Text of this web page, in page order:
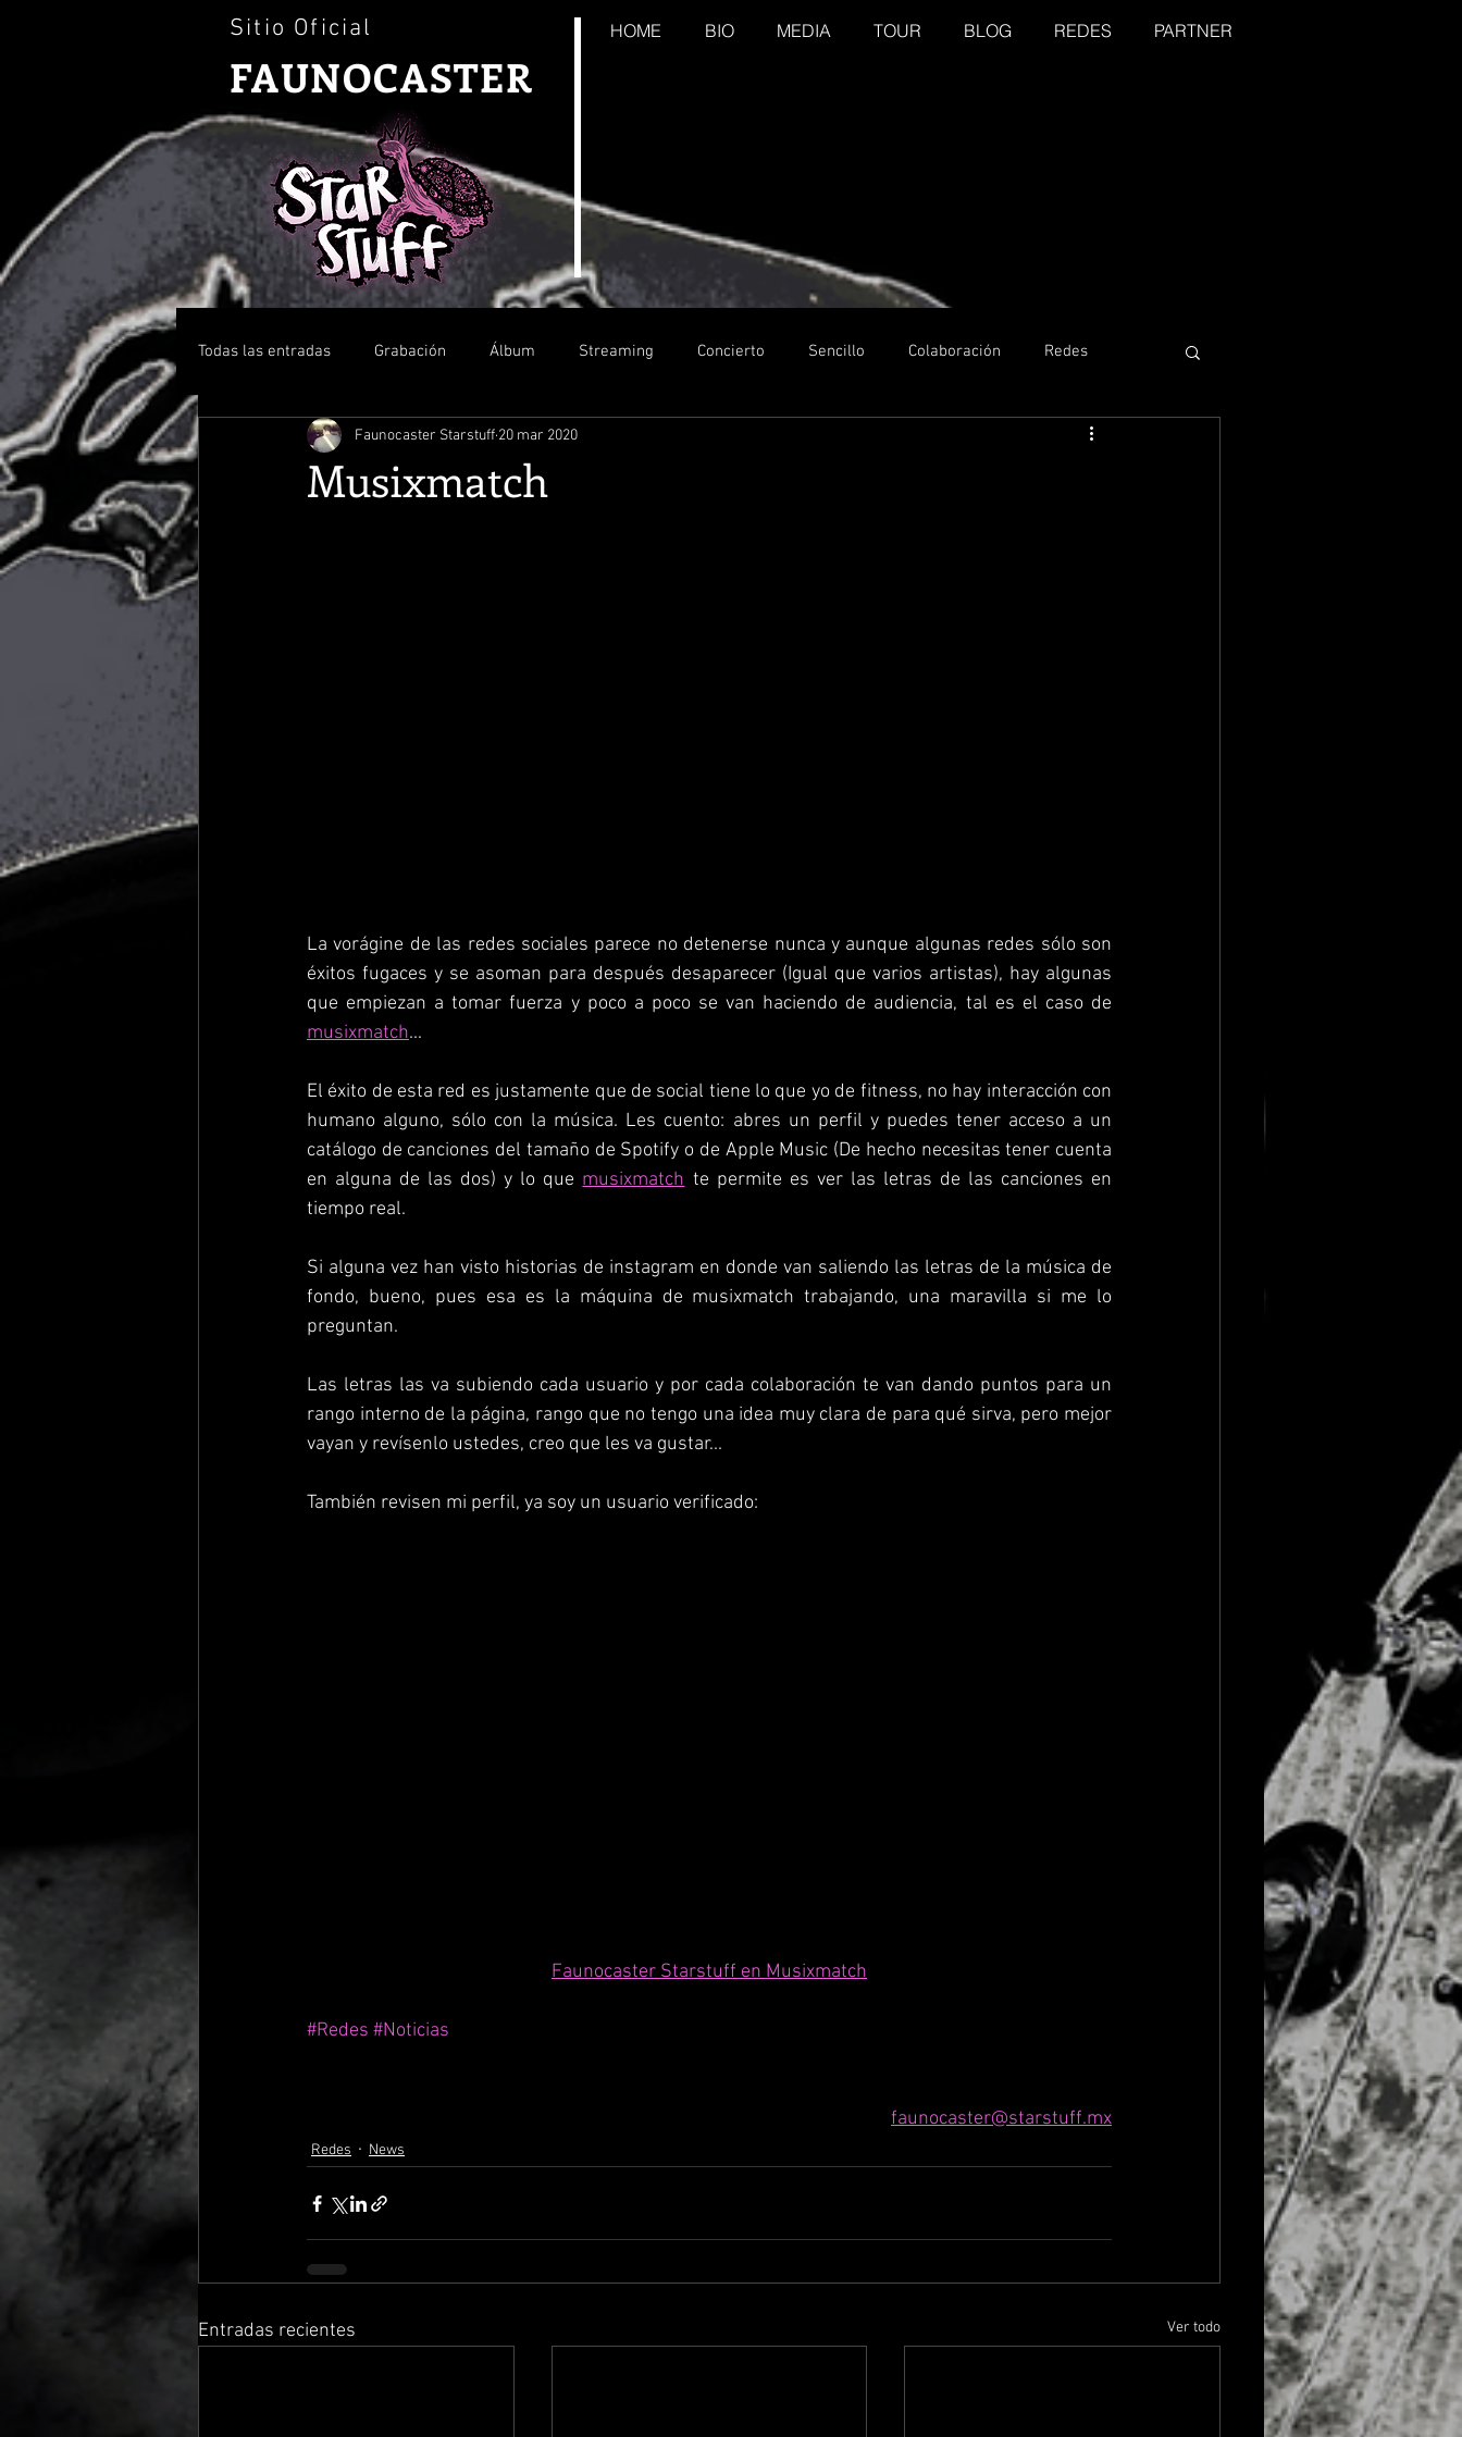
Sitio Oficial
FAUNOCASTER
HOME BIO MEDIA TOUR BLOG REDES PARTNER
Todas las entradas Grabación Álbum Streaming Concierto Sencillo Colaboración Redes
Prensa
Musixmatch
Faunocaster Starstuff 20 mar 2020
La vorágine de las redes sociales parece no detenerse nunca y aunque algunas redes sólo son
éxitos fugaces y se asoman para después desaparecer (Igual que varios artistas), hay algunas
musixmatch...
El éxito de esta red es justamente que de social tiene lo que yo de fitness, no hay interacción con
humano alguno, sólo con la música. Les cuento: abres un perfil y puedes tener acceso a un
catálogo de canciones del tamaño de Spotify o de Apple Music (De hecho necesitas tener cuenta
en alguna de las dos) y lo que musixmatch te permite es ver las letras de las canciones en
tiempo real.
Si alguna vez han visto historias de instagram en donde van saliendo las letras de la música de
fondo, bueno, pues esa es la máquina de musixmatch trabajando, una maravilla si me lo
preguntan.
Las letras las va subiendo cada usuario y por cada colaboración te van dando puntos para un
rango interno de la página, rango que no tengo una idea muy clara de para qué sirva, pero mejor
vayan y revísenlo ustedes, creo que les va gustar...
También revisen mi perfil, ya soy un usuario verificado:
Faunocaster Starstuff en Musixmatch
#Redes #Noticias
faunocaster@starstuff.mx
Redes News
Entradas recientes Ver todo